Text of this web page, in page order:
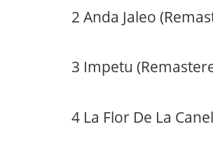
2 Anda Jaleo
3 Impetu
4 La Flor De La